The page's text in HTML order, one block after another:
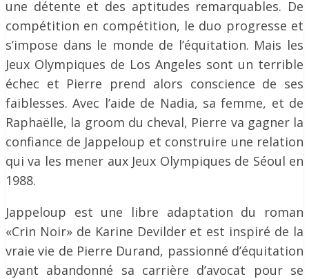
une détente et des aptitudes remarquables. De
compétition en compétition, le duo progresse et
s’impose dans le monde de l’équitation. Mais les
Jeux Olympiques de Los Angeles sont un terrible
échec et Pierre prend alors conscience de ses
faiblesses. Avec l’aide de Nadia, sa femme, et de
Raphaëlle, la groom du cheval, Pierre va gagner la
confiance de Jappeloup et construire une relation
qui va les mener aux Jeux Olympiques de Séoul en
1988.
Jappeloup est une libre adaptation du roman
«Crin Noir» de Karine Devilder et est inspiré de la
vraie vie de Pierre Durand, passionné d’équitation
ayant abandonné sa carrière d’avocat pour se